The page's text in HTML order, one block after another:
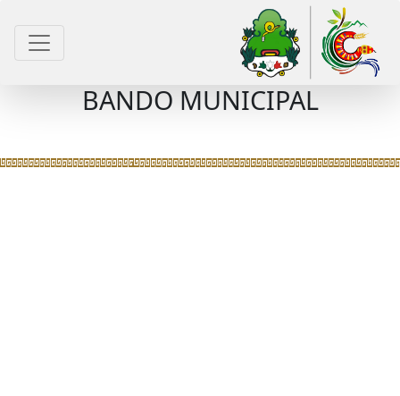
BANDO MUNICIPAL